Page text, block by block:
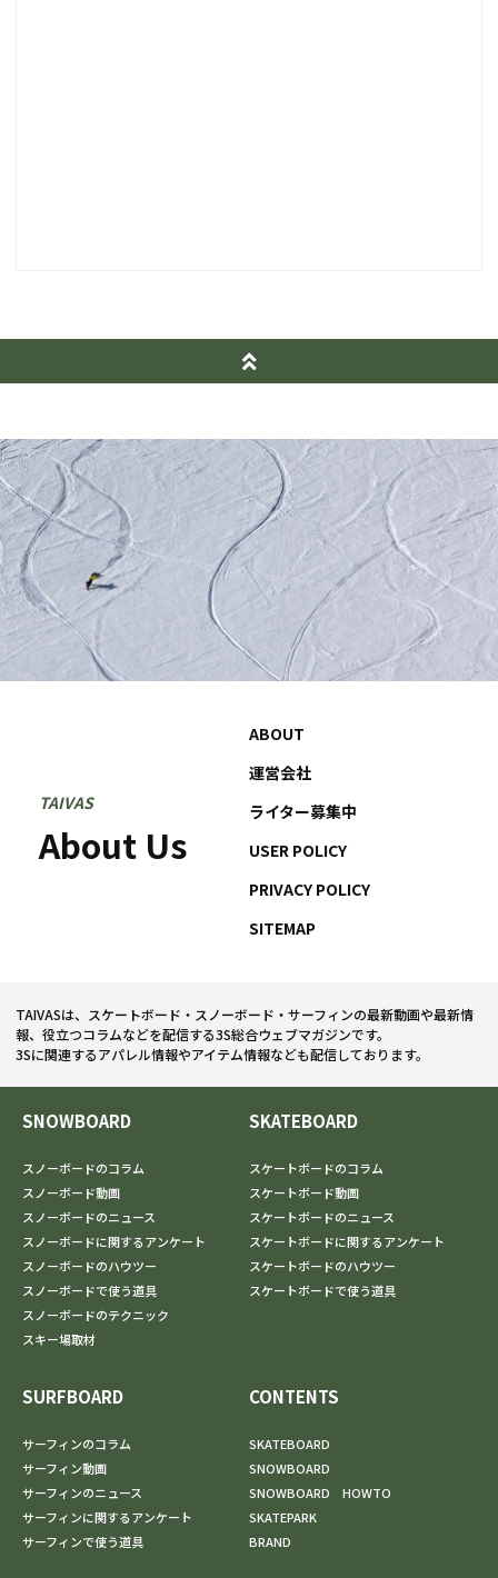
TAIVAS
About Us
ABOUT
運営会社
ライター募集中
USER POLICY
PRIVACY POLICY
SITEMAP
TAIVASは、スケートボード・スノーボード・サーフィンの最新動画や最新情
報、役立つコラムなどを配信する3S総合ウェブマガジンです。
3Sに関連するアパレル情報やアイテム情報なども配信しております。
SNOWBOARD
スノーボードのコラム
スノーボード動画
スノーボードのニュース
スノーボードに関するアンケート
スノーボードのハウツー
スノーボードで使う道具
スノーボードのテクニック
スキー場取材
SKATEBOARD
スケートボードのコラム
スケートボード動画
スケートボードのニュース
スケートボードに関するアンケート
スケートボードのハウツー
スケートボードで使う道具
SURFBOARD
サーフィンのコラム
サーフィン動画
サーフィンのニュース
サーフィンに関するアンケート
サーフィンで使う道具
CONTENTS
SKATEBOARD
SNOWBOARD
SNOWBOARD HOWTO
SKATEPARK
BRAND